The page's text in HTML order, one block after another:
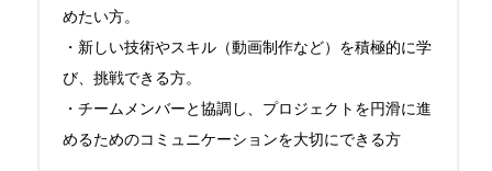
めたい方。
・新しい技術やスキル（動画制作など）を積極的に学
び、挑戦できる方。
・チームメンバーと協調し、プロジェクトを円滑に進
めるためのコミュニケーションを大切にできる方